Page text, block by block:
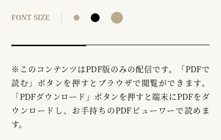
FONT SIZE
※このコンテンツはPDF版のみの配信です。「PDFで
読む」ボタンを押すとブラウザで閲覧ができます。
「PDFダウンロード」ボタンを押すと端末にPDFをダ
ウンロードし、お手持ちのPDFビューワーで読めま
す。